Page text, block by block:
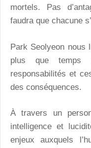
mortels. Pas
faudra que chacune
Park Seolyeon
plus que temps
responsabilités et
des conséquences.
À travers un
intelligence et
enjeux auxquels